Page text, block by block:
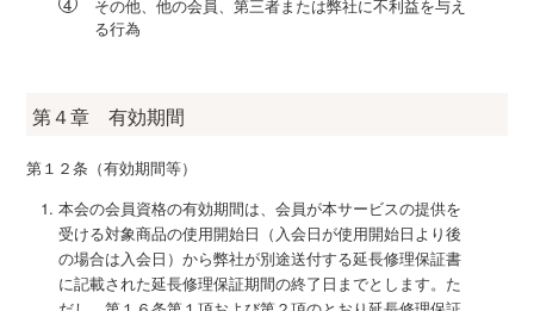
その他、他の会員、第三者または弊社に不利益を与え
る行為
第４章 有効期間
第１２条（有効期間等）
本会の会員資格の有効期間は、会員が本サービスの提供を
受ける対象商品の使用開始日（入会日が使用開始日より後
の場合は入会日）から弊社が別途送付する延長修理保証書
に記載された延長修理保証期間の終了日までとします。た